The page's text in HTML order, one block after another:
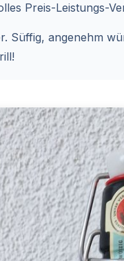
Preis-Leistungs-
Süffig, angenehm